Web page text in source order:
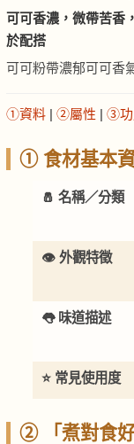
可可香濃，微帶苦香
於配搭
可可粉帶濃郁可可香
①資料 | ②屬性 | ③功
① 食材基本
🧂 名稱／分類
👁️ 外觀特徵
👅 味道描述
⭐ 常見使用度
② 「煮對食